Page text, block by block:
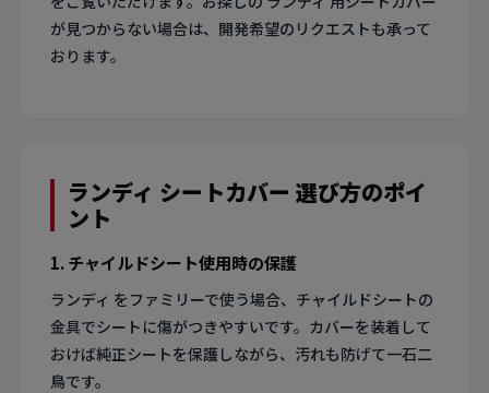
が見つからない場合は、開発希望のリクエストも承って
おります。
ランディ シートカバー 選び方のポイ
ント
1. チャイルドシート使用時の保護
ランディ をファミリーで使う場合、チャイルドシートの
金具でシートに傷がつきやすいです。カバーを装着して
おけば純正シートを保護しながら、汚れも防げて一石二
鳥です。